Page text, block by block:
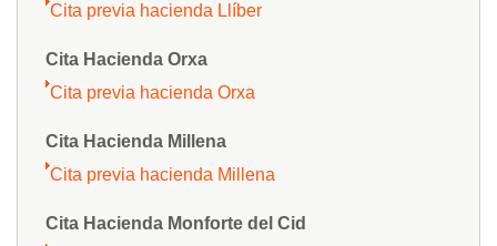
Cita previa hacienda Llíber
Cita Hacienda Orxa
Cita previa hacienda Orxa
Cita Hacienda Millena
Cita previa hacienda Millena
Cita Hacienda Monforte del Cid